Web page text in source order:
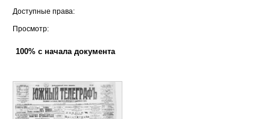
Доступные права:
Просмотр:
100% с начала документа